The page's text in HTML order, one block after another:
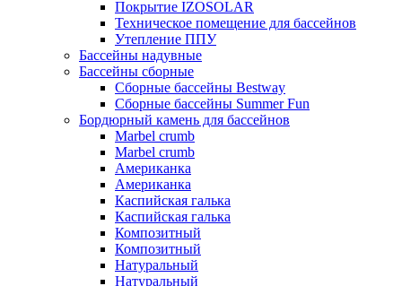
Покрытие IZOSOLAR
Техническое помещение для бассейнов
Утепление ППУ
Бассейны надувные
Бассейны сборные
Сборные бассейны Bestway
Сборные бассейны Summer Fun
Бордюрный камень для бассейнов
Marbel crumb
Marbel crumb
Американка
Американка
Каспийская галька
Каспийская галька
Композитный
Композитный
Натуральный
Натуральный